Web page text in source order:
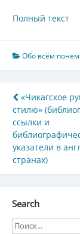
Полный текст
Обо всём
по
«Чикагское
стилю»
ссылки и
указатели в
странах)
Search